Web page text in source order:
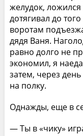
желудок, ложился
дотягивал до
воротам
дядя Ваня.
равно долго не
экономил, я
затем, через
на полку.
Однажды, еще в
— Ты в «чику»